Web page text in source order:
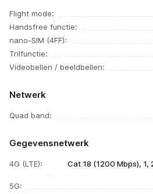
Flight mode:
Handsfree functie:
nano-SIM (4FF):
Trilfunctie:
Videobellen / beeldbellen:
Netwerk
Quad band:
Gegevensnetwerk
4G (LTE):
Cat 18 (1200 Mbps), 1,
5G: